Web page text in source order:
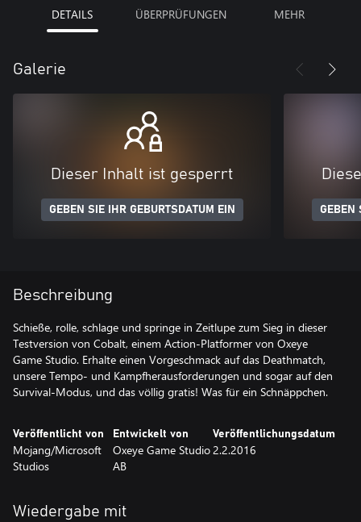
DETAILS ÜBERPRÜFUNGEN MEHR
Galerie
Dieser Inhalt ist gesperrt
GEBEN SIE IHR GEBURTSDATUM EIN GEBEN
Beschreibung
Schieße, rolle, schlage und springe in Zeitlupe zum Sieg in dieser
Testversion von Cobalt, einem Action-Platformer von Oxeye
Game Studio. Erhalte einen Vorgeschmack auf das Deathmatch,
unsere Tempo- und Kampfherausforderungen und sogar auf den
Survival-Modus, und das völlig gratis! Was für ein Schnäppchen.
Veröffentlicht von
Mojang/Microsoft
Studios
Entwickelt von
Oxeye Game Studio
AB
Veröffentlichungsdatum
2.2.2016
Wiedergabe mit